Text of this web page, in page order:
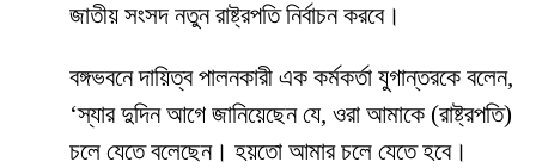
জাতীয় সংসদ নতুন রাষ্ট্রপতি নির্বাচন করবে।
বঙ্গভবনে দায়িত্ব পালনকারী এক কর্মকর্তা যুগান্তরকে বলেন,
‘স্যার দুদিন আগে জানিয়েছেন যে, ওরা আমাকে (রাষ্ট্রপতি)
চলে যেতে বলেছেন। হয়তো আমার চলে যেতে হবে।